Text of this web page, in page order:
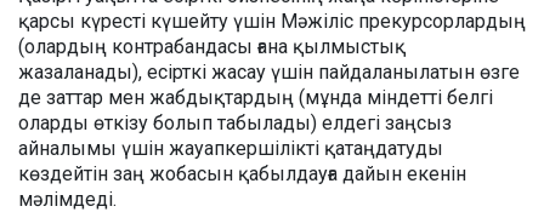
қарсы күресті күшейту үшін Мәжіліс прекурсорлардың
(олардың контрабандасы ғана қылмыстық
жазаланады), есірткі жасау үшін пайдаланылатын өзге
де заттар мен жабдықтардың (мұнда міндетті белгі
оларды өткізу болып табылады) елдегі заңсыз
айналымы үшін жауапкершілікті қатаңдатуды
көздейтін заң жобасын қабылдауға дайын екенін
мәлімдеді.